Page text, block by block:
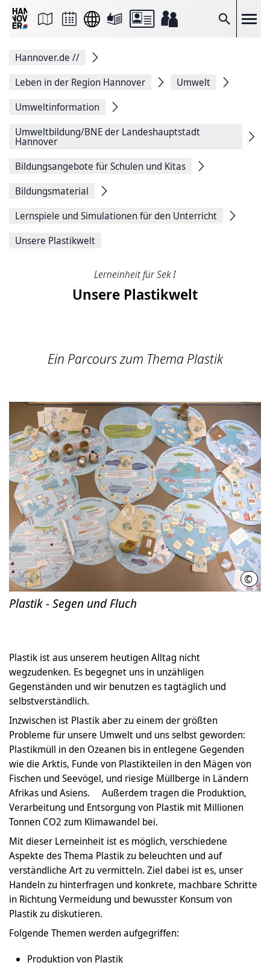
Suche
Seite
Facebook
teilen
Seitenlink
Seite
Drucken
Hannover.de //
Leben in der Region Hannover
Umwelt
Umweltinformation
Umweltbildung/BNE der Landeshauptstadt
Hannover
Bildungsangebote für Schulen und Kitas
Bildungsmaterial
Lernspiele und Simulationen für den Unterricht
Unsere Plastikwelt
Lerneinheit für Sek I
Unsere Plastikwelt
Ein Parcours zum Thema Plastik
© LHH
Plastik - Segen und Fluch
Plastik ist aus unserem heutigen Alltag nicht
wegzudenken. Es begegnet uns in unzähligen
Gegenständen und wir benutzen es tagtäglich und
selbstverständlich.
Inzwischen ist Plastik aber zu einem der größten
Probleme für unsere Umwelt und uns selbst geworden:
Plastikmüll in den Ozeanen bis in entlegene Gegenden
wie die Arktis, Funde von Plastikteilen in den Mägen von
Fischen und Seevögel, und riesige Müllberge in Ländern
Afrikas und Asiens. Außerdem tragen die Produktion,
Verarbeitung und Entsorgung von Plastik mit Millionen
Tonnen CO2 zum Klimawandel bei.
Mit dieser Lerneinheit ist es möglich, verschiedene
Aspekte des Thema Plastik zu beleuchten und auf
verständliche Art zu vermitteln. Ziel dabei ist es, unser
Handeln zu hinterfragen und konkrete, machbare Schritte
in Richtung Vermeidung und bewusster Konsum von
Plastik zu diskutieren.
Folgende Themen werden aufgegriffen:
Produktion von Plastik